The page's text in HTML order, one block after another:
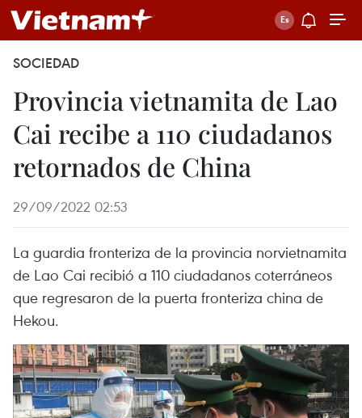
SOCIEDAD
Provincia vietnamita de Lao
Cai recibe a 110 ciudadanos
retornados de China
29/09/2022 02:53
La guardia fronteriza de la provincia norvietnamita
de Lao Cai recibió a 110 ciudadanos coterráneos
que regresaron de la puerta fronteriza china de
Hekou.